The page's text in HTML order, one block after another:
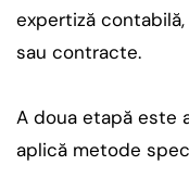
expertiză
sau contracte.
A doua etapă este
aplică metode